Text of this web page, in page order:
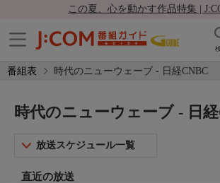
この夏、心を動かす作品特集 |
番組表 時代のニューウェーブ - 日経CNBC
時代のニューウェーブ - 日
放送スケジュール一覧
直近の放送